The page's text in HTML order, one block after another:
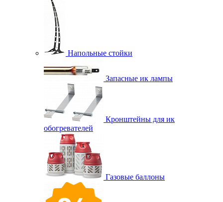
Напольные стойки
Запасные ик лампы
Кронштейны для ик
обогревателей
Газовые баллоны